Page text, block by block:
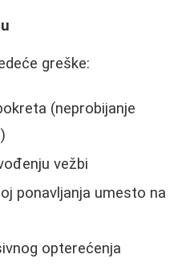
greške:
(neprobijanje
vežbi
ponavljanja umesto na
opterećenja